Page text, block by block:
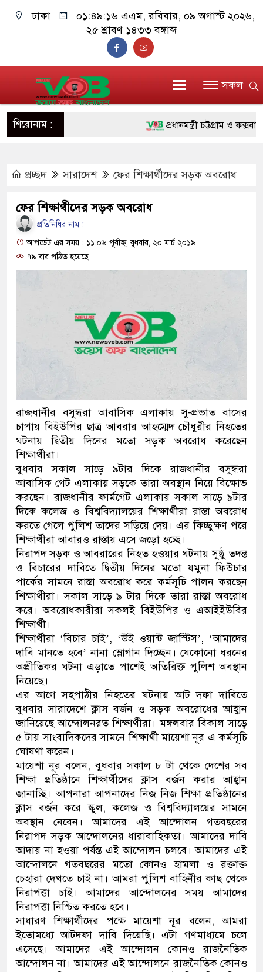
ঢাকা ০১:৪৯:১৭ এএম, রবিবার, ০৯ অগাস্ট ২০২৬,
২৫ শ্রাবণ ১৪৩৩ বঙ্গাব্দ
সকল
শিরোনাম : প্রধানমন্ত্রী চট্টগ্রাম ও
রিকশা
ফ্যাসিবাদবিরোধী আন্দোলনে
ও বিশ্বাসযোগ্য: প্রধানমন্ত্রী
মাননীয় প্রধানমন্ত্রী, মন্ত্রীবর্গ
সিল-স্বাক্ষর জালিয়াতি চক্রের পাঁচ
উদ্ধার
জনগণ পরিবর্তন চেয়েছে
প্রধানমন্ত্রী
মিরপুর মডেল থানার অভিযানে
মাদক কারবারি গ্রেফতার
২৮ লাখ টাকার জাল নোটসহ
থানা পুলিশ
যেকোনো সময় বেনজীরের
নেতৃত্ব ও গণতন্ত্রের মূর্তমান
প্রচ্ছদ সারাদেশ ফের শিক্ষার্থীদের সড়ক অবরোধ
ফের শিক্ষার্থীদের সড়ক অবরোধ
প্রতিনিধির নাম :
আপডেট এর সময় : ১১:০৬ পূর্বাহ্ন, বুধবার, ২০ মার্চ ২০১৯
৭৯ বার পঠিত হয়েছে
রাজধানীর বসুন্ধরা আবাসিক এলাকায় সু-প্রভাত বাসের
চাপায় বিইউপির ছাত্র আবরার আহম্মেদ চৌধুরীর নিহতের
ঘটনায় দ্বিতীয় দিনের মতো সড়ক অবরোধ করেছেন
শিক্ষার্থীরা।
বুধবার সকাল সাড়ে ৯টার দিকে রাজধানীর বসুন্ধরা
আবাসিক গেট এলাকায় সড়কে তারা অবস্থান নিয়ে বিক্ষোভ
করছেন। রাজধানীর ফার্মগেট এলাকায় সকাল সাড়ে ৯টার
দিকে কলেজ ও বিশ্ববিদ্যালয়ের শিক্ষার্থীরা রাস্তা অবরোধ
করতে গেলে পুলিশ তাদের সড়িয়ে দেয়। এর কিচ্ছুক্ষণ পরে
শিক্ষার্থীরা আবারও রাস্তায় এসে জড়ো হচ্ছে।
নিরাপদ সড়ক ও আবরারের নিহত হওয়ার ঘটনায় সুষ্ঠু তদন্ত
ও বিচারের দাবিতে দ্বিতীয় দিনের মতো যমুনা ফিউচার
পার্কের সামনে রাস্তা অবরোধ করে কর্মসূচি পালন করছেন
শিক্ষার্থীরা। সকাল সাড়ে ৯ টার দিকে তারা রাস্তা অবরোধ
করে। অবরোধকারীরা সকলই বিইউপির ও এআইইউবির
শিক্ষার্থী।
শিক্ষার্থীরা ‘বিচার চাই’, ‘উই ওয়ান্ট জাস্টিস’, ‘আমাদের
দাবি মানতে হবে’ নানা স্লোগান দিচ্ছেন। যেকোনো ধরনের
অপ্রীতিকর ঘটনা এড়াতে পাশেই অতিরিক্ত পুলিশ অবস্থান
নিয়েছে।
এর আগে সহপাঠীর নিহতের ঘটনায় আট দফা দাবিতে
বুধবার সারাদেশে ক্লাস বর্জন ও সড়ক অবরোধের আহ্বান
জানিয়েছে আন্দোলনরত শিক্ষার্থীরা। মঙ্গলবার বিকাল সাড়ে
৫ টায় সাংবাদিকদের সামনে শিক্ষার্থী মায়েশা নূর এ কর্মসূচি
ঘোষণা করেন।
মায়েশা নূর বলেন, বুধবার সকাল ৮ টা থেকে দেশের সব
শিক্ষা প্রতিষ্ঠানে শিক্ষার্থীদের ক্লাস বর্জন করার আহ্বান
জানাচ্ছি। আপনারা আপনাদের নিজ নিজ শিক্ষা প্রতিষ্ঠানের
ক্লাস বর্জন করে স্কুল, কলেজ ও বিশ্ববিদ্যালয়ের সামনে
অবস্থান নেবেন। আমাদের এই আন্দোলন গতবছরের
নিরাপদ সড়ক আন্দোলনের ধারাবাহিকতা। আমাদের দাবি
আদায় না হওয়া পর্যন্ত এই আন্দোলন চলবে। আমাদের এই
আন্দোলনে গতবছরের মতো কোনও হামলা ও রক্তাক্ত
চেহারা দেখতে চাই না। আমরা পুলিশ বাহিনীর কাছ থেকে
নিরাপত্তা চাই। আমাদের আন্দোলনের সময় আমাদের
নিরাপত্তা নিশ্চিত করতে হবে।
সাধারণ শিক্ষার্থীদের পক্ষে মায়েশা নূর বলেন, আমরা
ইতোমধ্যে আটদফা দাবি দিয়েছি। এটা গণমাধ্যমে চলে
এসেছে। আমাদের এই আন্দোলন কোনও রাজনৈতিক
আন্দোলন না। আমাদের এই আন্দোলনে রাজনৈতিক কোনও